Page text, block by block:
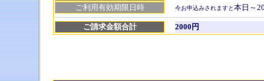
ご利用有効期限日時
今お申込みされますと本日～
ご請求金額合計 2000円